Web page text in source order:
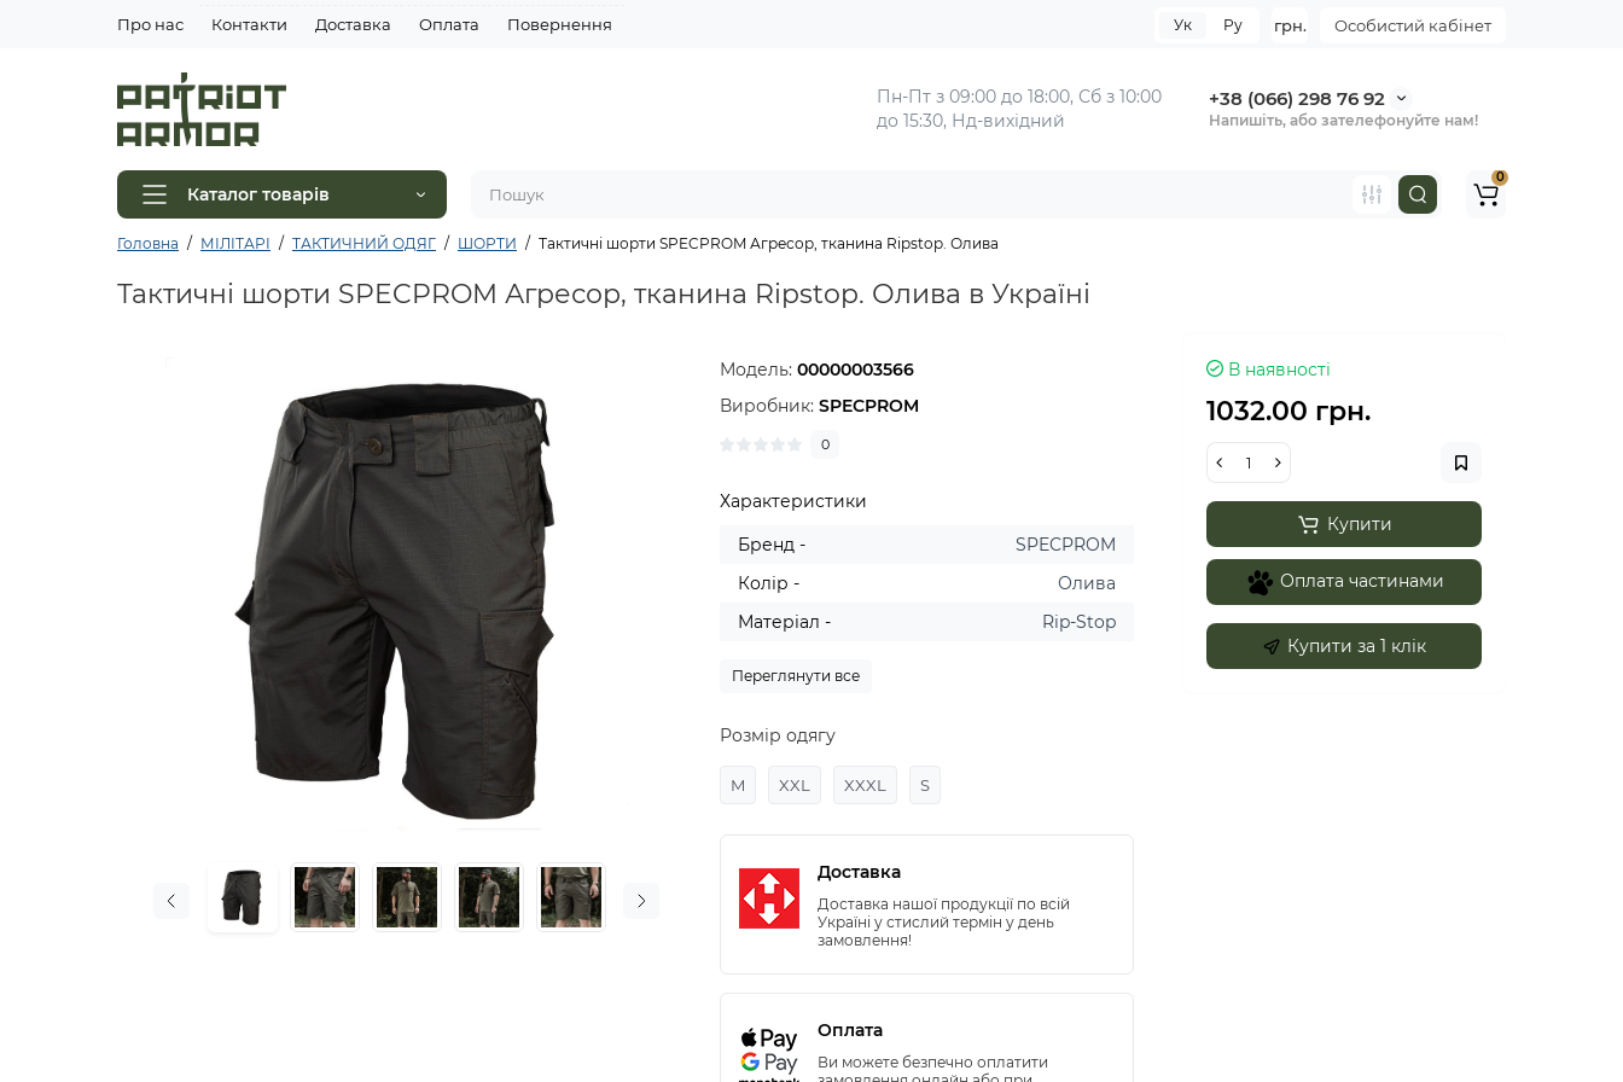
Про нас Контакти Доставка Оплата Повернення Особистий кабінет
грн.
Ук Ру
Пн-Пт з 09:00 до 18:00, Сб з 10:00
до 15:30, Нд-вихідний
+38 (066) 298 76 92
Напишіть, або зателефонуйте нам!
Каталог товарів
0
Головна МІЛІТАРІ ТАКТИЧНИЙ ОДЯГ ШОРТИ Тактичні шорти SPECPROM Агресор, тканина Ripstop. Олива
Тактичні шорти SPECPROM Агресор, тканина Ripstop. Олива в Україні
Модель:00000003566
Виробник:SPECPROM
0
Характеристики
Бренд -
SPECPROM
Колір -
Олива
Матеріал -
Rip-Stop
Переглянути все
Розмір одягу
M XXL XXXL S
Доставка
Доставка нашої продукції по всій
Україні у стислий термін у день
замовлення!
Оплата
Ви можете безпечно оплатити
В наявності
1032.00 грн.
Купити
Оплата частинами
Купити за 1 клiк